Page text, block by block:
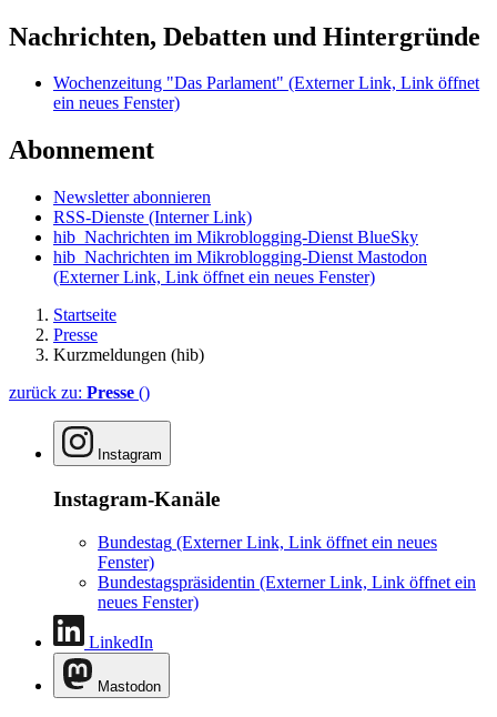
Nachrichten, Debatten und Hintergründe
Wochenzeitung "Das Parlament" (Externer Link, Link öffnet
ein neues Fenster)
Abonnement
Newsletter abonnieren
RSS-Dienste (Interner Link)
hib_Nachrichten im Mikroblogging-Dienst BlueSky
hib_Nachrichten im Mikroblogging-Dienst Mastodon
(Externer Link, Link öffnet ein neues Fenster)
Startseite
Presse
Kurzmeldungen (hib)
zurück zu: Presse ()
Instagram
Instagram-Kanäle
Bundestag (Externer Link, Link öffnet ein neues
Fenster)
Bundestagspräsidentin (Externer Link, Link öffnet ein
neues Fenster)
LinkedIn
Mastodon